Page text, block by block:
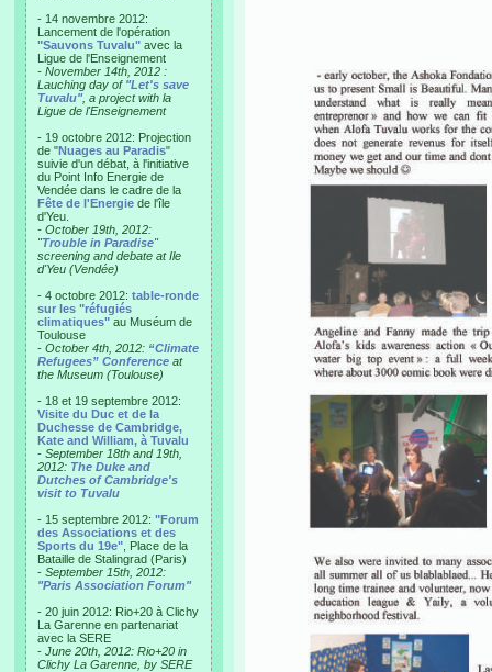
- 14 novembre 2012:
Lancement de l'opération
"Sauvons Tuvalu" avec la
Ligue de l'Enseignement
- November 14th, 2012 :
Lauching day of "Let's save
Tuvalu", a project with la
Ligue de l'Enseignement
- 19 octobre 2012: Projection
de "Nuages au Paradis"
suivie d'un débat, à l'initiative
du Point Info Energie de
Vendée dans le cadre de la
Fête de l'Energie de l'île
d'Yeu.
- October 19th, 2012:
"Trouble in Paradise"
screening and debate at Ile
d'Yeu (Vendée)
- 4 octobre 2012: table-ronde
sur les "réfugiés
climatiques" au Muséum de
Toulouse
- October 4th, 2012: “Climate
Refugees” Conference at
the Museum (Toulouse)
- 18 et 19 septembre 2012:
Visite du Duc et de la
Duchesse de Cambridge,
Kate and William, à Tuvalu
- September 18th and 19th,
2012: The Duke and
Dutches of Cambridge's
visit to Tuvalu
- 15 septembre 2012: "Forum
des Associations et des
Sports du 19e" , Place de la
Bataille de Stalingrad (Paris)
- September 15th, 2012:
"Paris Association Forum"
- 20 juin 2012: Rio+20 à Clichy
La Garenne en partenariat
avec la SERE
- June 20th, 2012: Rio+20 in
Clichy La Garenne, by SERE